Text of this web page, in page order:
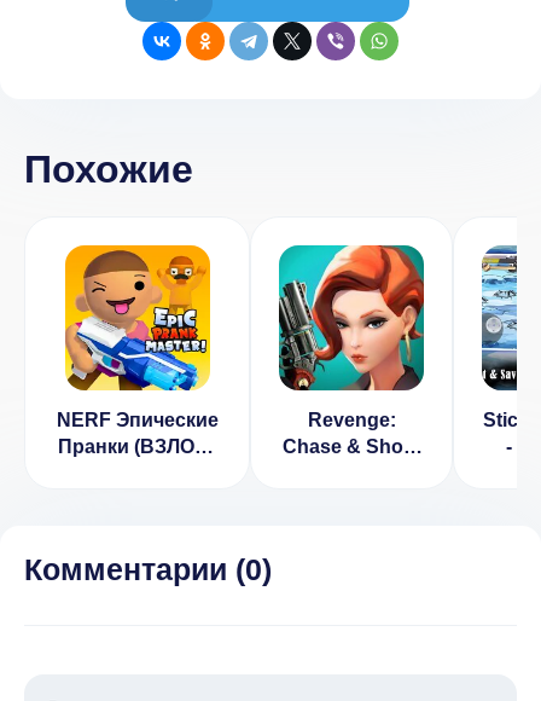
Похожие
NERF Эпические
Пранки (ВЗЛОМ:
Revenge:
Chase & Shoot
Stick
-
Комментарии (0)